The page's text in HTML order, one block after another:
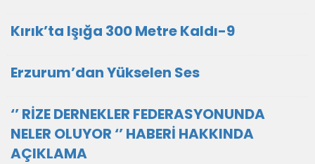
Kırık’ta Işığa 300 Metre Kaldı-9
Erzurum’dan Yükselen Ses
‘’ RİZE DERNEKLER FEDERASYONUNDA
NELER OLUYOR ‘’ HABERİ HAKKINDA
AÇIKLAMA